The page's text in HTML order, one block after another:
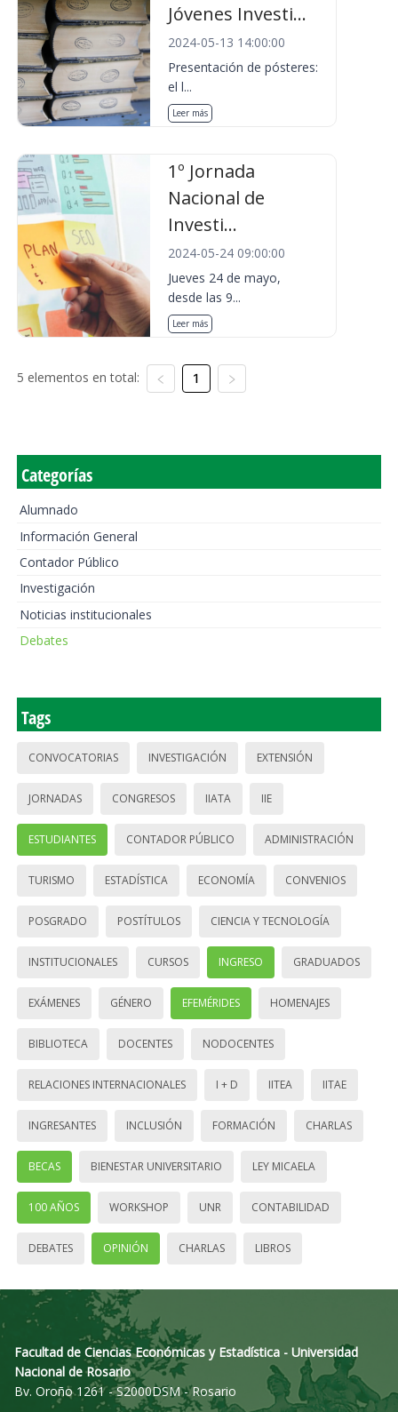
Jóvenes Investi...
2024-05-13 14:00:00
Presentación de pósteres:
el l...
Leer más
1º Jornada
Nacional de
Investi...
2024-05-24 09:00:00
Jueves 24 de mayo,
desde las 9...
Leer más
5 elementos en total: 1
Categorías
Alumnado
Información General
Contador Público
Investigación
Noticias institucionales
Debates
Tags
CONVOCATORIAS INVESTIGACIÓN EXTENSIÓN
JORNADAS CONGRESOS IIATA IIE
ESTUDIANTES CONTADOR PÚBLICO ADMINISTRACIÓN
TURISMO ESTADÍSTICA ECONOMÍA CONVENIOS
POSGRADO POSTÍTULOS CIENCIA Y TECNOLOGÍA
INSTITUCIONALES CURSOS INGRESO GRADUADOS
EXÁMENES GÉNERO EFEMÉRIDES HOMENAJES
BIBLIOTECA DOCENTES NODOCENTES
RELACIONES INTERNACIONALES I + D IITEA IITAE
INGRESANTES INCLUSIÓN FORMACIÓN CHARLAS
BECAS BIENESTAR UNIVERSITARIO LEY MICAELA
100 AÑOS WORKSHOP UNR CONTABILIDAD
DEBATES OPINIÓN CHARLAS LIBROS
Facultad de Ciencias Económicas y Estadística - Universidad
Nacional de Rosario
Bv. Oroño 1261 - S2000DSM - Rosario